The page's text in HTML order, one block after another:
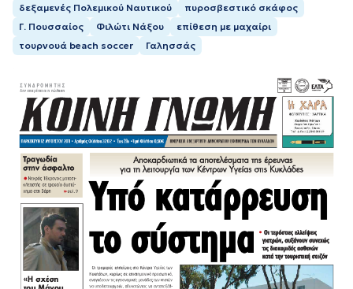
δεξαμενές Πολεμικού Ναυτικού
πυροσβεστικό σκάφος
Γ. Πουσσαίος
Φιλώτι Νάξου
επίθεση με μαχαίρι
τουρνουά beach soccer
Γαλησσάς